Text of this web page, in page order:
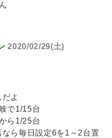
2020/02/29(土)
よ
で1/15台
ら1/25台
ら毎日設定6を1～2台置